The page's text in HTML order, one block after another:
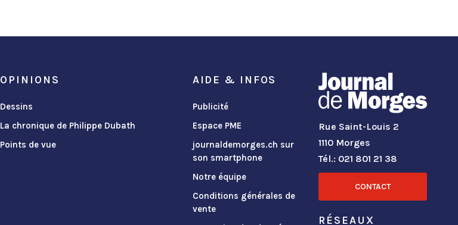
OPINIONS
Dessins
La chronique de Philippe Dubath
Points de vue
AIDE & INFOS
Publicité
Espace PME
journaldemorges.ch sur
son smartphone
Notre équipe
Conditions générales de
vente
Rue Saint-Louis 2
1110 Morges
Tél.: 021 801 21 38
CONTACT
RÉSEAUX